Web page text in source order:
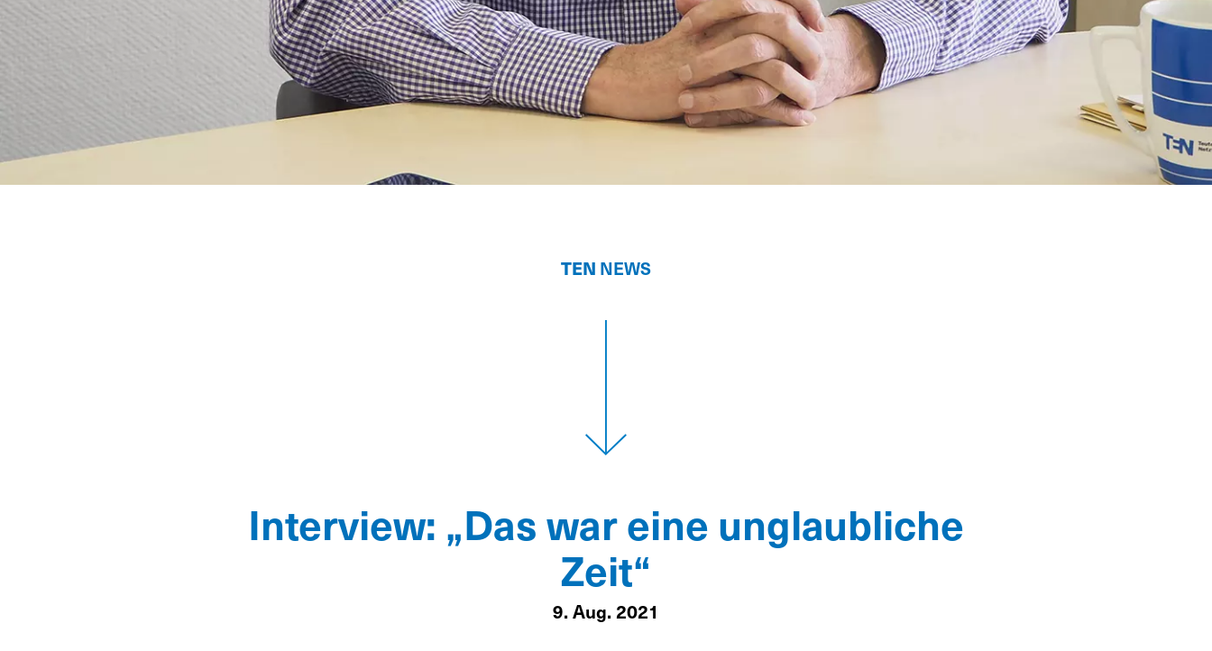
TEN NEWS
Interview: „Das war eine unglaubliche
Zeit“
9. Aug. 2021